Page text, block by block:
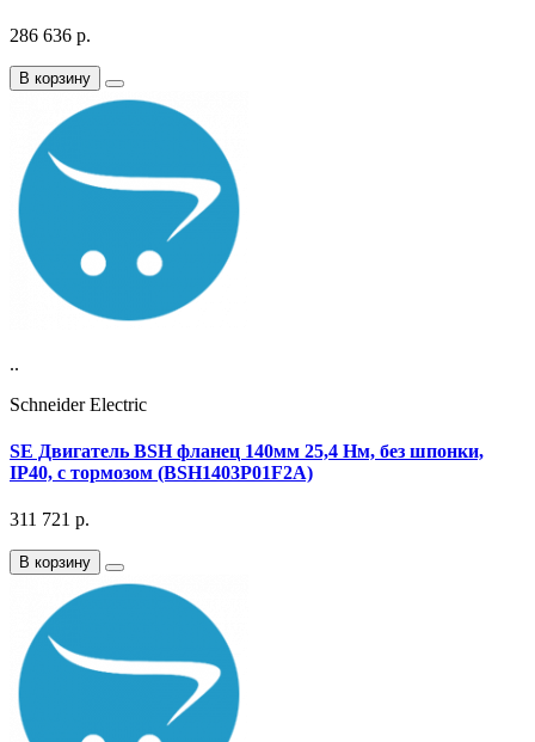
286 636 р.
В корзину
..
Schneider Electric
SE Двигатель BSH фланец 140мм 25,4 Нм, без шпонки,
IP40, с тормозом (BSH1403P01F2A)
311 721 р.
В корзину